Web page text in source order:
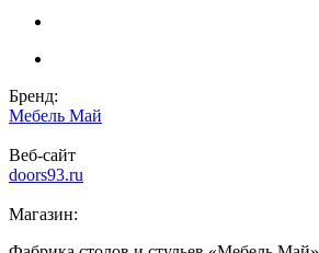
Бренд:
Мебель Май
Веб-сайт
doors93.ru
Магазин: